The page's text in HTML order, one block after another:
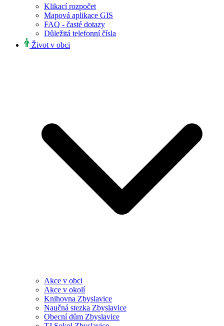
Klikací rozpočet
Mapová aplikace GIS
FAQ - časté dotazy
Důležitá telefonní čísla
Život v obci
Akce v obci
Akce v okolí
Knihovna Zbyslavice
Naučná stezka Zbyslavice
Obecní dům Zbyslavice